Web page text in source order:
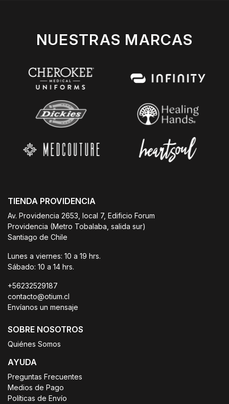
NUESTRAS MARCAS
TIENDA PROVIDENCIA
Av. Providencia 2653, local 7, Edificio Forum
Providencia (Metro Tobalaba, salida sur)
Santiago de Chile
Lunes a viernes: 10 a 19 hrs.
Sábado: 10 a 14 hrs.
+56232529187
contacto@otium.cl
Envíanos un mensaje
SOBRE NOSOTROS
Quiénes Somos
AYUDA
Preguntas Frecuentes
Medios de Pago
Políticas de Envío